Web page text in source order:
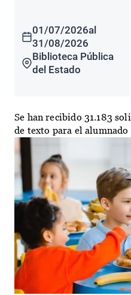
01/07/2026al
31/08/2026
Biblioteca Pública
del Estado
Se han recibido 31.183
de texto para el